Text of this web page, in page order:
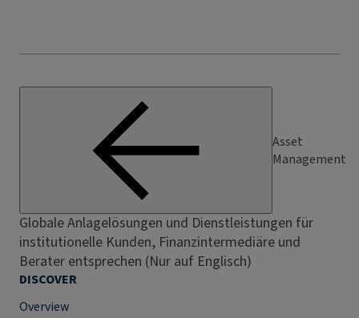
Asset
Management
Globale Anlagelösungen und Dienstleistungen für
institutionelle Kunden, Finanzintermediäre und
Berater entsprechen (Nur auf Englisch)
DISCOVER
Overview